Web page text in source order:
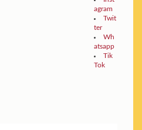
agram
Twit
ter
Wh
atsapp
Tik
Tok